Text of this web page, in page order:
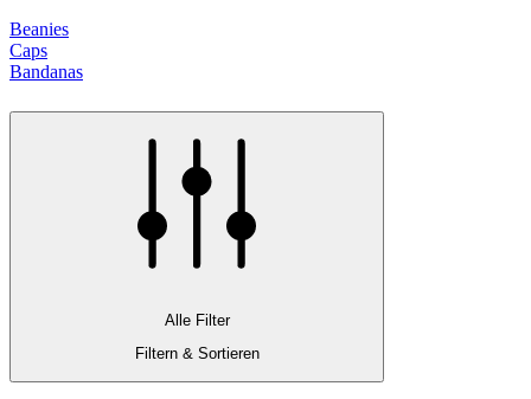
Beanies
Caps
Bandanas
Alle Filter
Filtern & Sortieren